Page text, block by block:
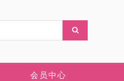
会员中心